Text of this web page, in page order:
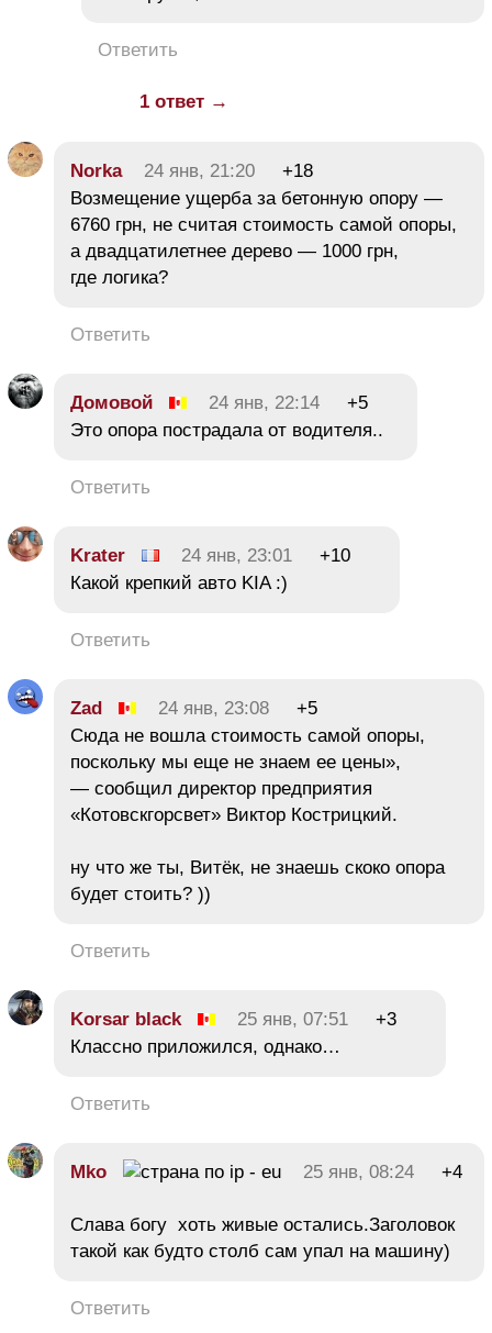
Ответить
1 ответ →
Norka 24 янв, 21:20
+18
Возмещение ущерба за бетонную опору —
6760 грн, не считая стоимость самой опоры,
а двадцатилетнее дерево — 1000 грн,
где логика?
Ответить
Домовой 24 янв, 22:14
+5
Это опора пострадала от водителя..
Ответить
Krater 24 янв, 23:01
+10
Какой крепкий авто KIA :)
Ответить
Zad 24 янв, 23:08
+5
Сюда не вошла стоимость самой опоры,
поскольку мы еще не знаем ее цены»,
— сообщил директор предприятия
«Котовскгорсвет» Виктор Кострицкий.
ну что же ты, Витёк, не знаешь скоко опора
будет стоить? ))
Ответить
Korsar black 25 янв, 07:51
+3
Классно приложился, однако…
Ответить
Mko 25 янв, 08:24 +4
Слава богу хоть живые остались.Заголовок
такой как будто столб сам упал на машину)
Ответить